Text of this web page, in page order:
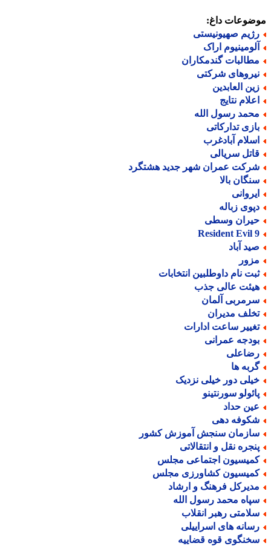
داغ:
صهیونیستی
اراک
گندمکاران
شرکتی
العابدین
نتایج
رسول الله
تدارکاتی
آبادغرب
سریالی
عمران شهر جدید هشتگرد
بالا
زباله
وسطی
Resident Evil
آباد
نام داوطلبین انتخابات
عالی جذب
آلمان
مدیران
ساعت ادارات
عمرانی
ها
دور خیلی نزدیک
سورنتینو
حداد
دهی
سنجش آموزش کشور
نقل و انتقالاتی
اجتماعی مجلس
کشاورزی مجلس
فرهنگ و ارشاد
محمد رسول الله
رهبر انقلاب
های اسراییلی
قوه قضاییه